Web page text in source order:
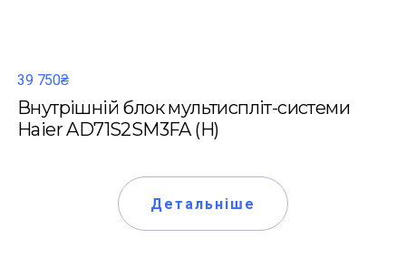
39 750₴
Внутрішній блок мультиспліт-системи
Haier AD71S2SM3FA (H)
Детальніше